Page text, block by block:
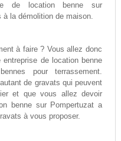
de location benne sur
à la démolition de maison.
à faire ? Vous allez donc
de location benne
pour terrassement.
de gravats qui peuvent
et que vous allez devoir
benne sur Pompertuzat a
à vous proposer.